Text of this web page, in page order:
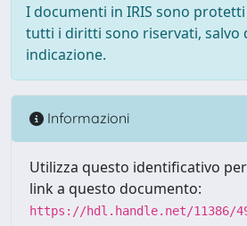
I documenti in IRIS sono
tutti i diritti sono riservati, salvo
indicazione.
Informazioni
Utilizza questo identificativo
link a questo documento:
https://hdl.handle.net/11386/